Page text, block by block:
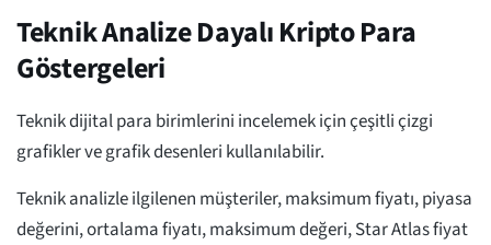
Teknik Analize Dayalı Kripto Para
Göstergeleri
Teknik dijital para birimlerini incelemek için çeşitli çizgi
grafikler ve grafik desenleri kullanılabilir.
Teknik analizle ilgilenen müşteriler, maksimum fiyatı, piyasa
değerini, ortalama fiyatı, maksimum değeri, Star Atlas fiyat